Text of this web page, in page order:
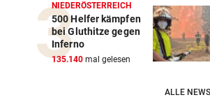
NIEDERÖSTERREICH
500 Helfer kämpfen
bei Gluthitze gegen
Inferno
135.140 mal gelesen
ALLE